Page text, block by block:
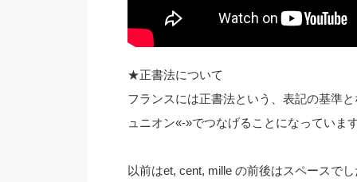
★正書法について
フランスには正書法という、表記の基準
ュニオン«-»でつなげることになっています
以前はet, cent, mille の前後はスペースで